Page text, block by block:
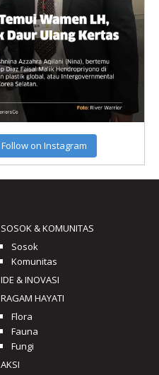
Follow on Instagram
SOSOK & KOMUNITAS
Sosok
Komunitas
IDE & INOVASI
RAGAM HAYATI
Flora
Fauna
Fungi
AKSI